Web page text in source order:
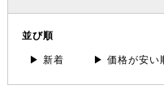
並び順
▶ 新着 ▶ 価格が安い